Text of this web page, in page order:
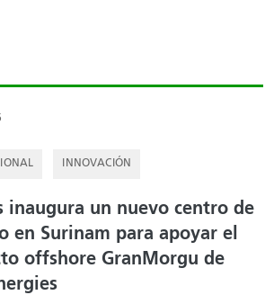
INNOVACIÓN
inaugura un nuevo centro de
en Surinam para apoyar el
offshore GranMorgu de